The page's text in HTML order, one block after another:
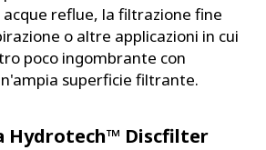
reflue, la filtrazione fine
o altre applicazioni in cui
poco ingombrante con
superficie filtrante.
Hydrotech™ Discfilter